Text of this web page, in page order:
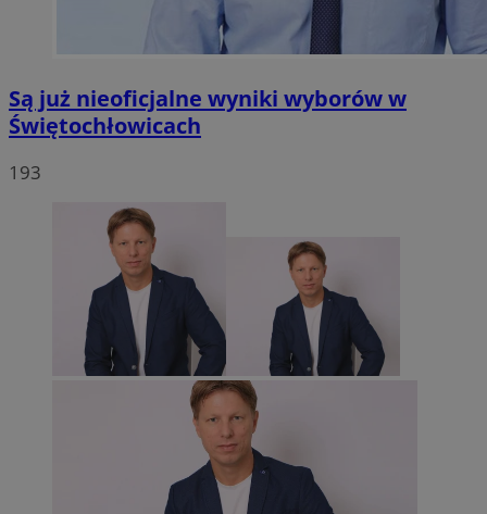
Są już nieoficjalne wyniki wyborów w
Świętochłowicach
193